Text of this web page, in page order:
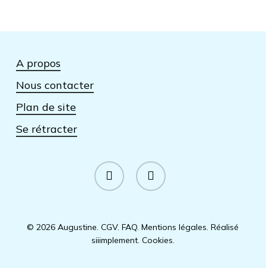
A propos
Nous contacter
Plan de site
Se rétracter
facebook instagram
© 2026 Augustine.CGV.FAQ.Mentions légales.Réalisé
siiimplement. Cookies.